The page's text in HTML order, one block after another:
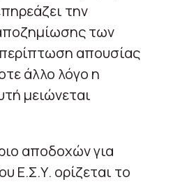
την
των
απουσίας
άλλο λόγο η
μειώνεται
αποδοχών για
Ε.Σ.Υ. ορίζεται το